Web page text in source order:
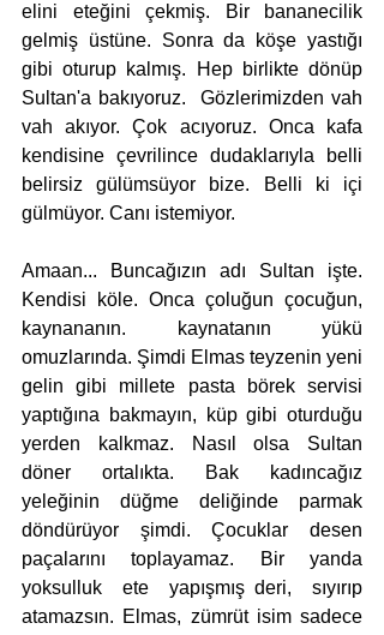
elini eteğini çekmiş. Bir bananecilik
gelmiş üstüne. Sonra da köşe yastığı
gibi oturup kalmış. Hep birlikte dönüp
Sultan'a bakıyoruz.  Gözlerimizden vah
vah akıyor. Çok acıyoruz. Onca kafa
kendisine çevrilince dudaklarıyla belli
belirsiz gülümsüyor bize. Belli ki içi
gülmüyor. Canı istemiyor.
Amaan... Buncağızın adı Sultan işte.
Kendisi köle. Onca çoluğun çocuğun,
kaynananın. kaynatanın yükü
omuzlarında. Şimdi Elmas teyzenin yeni
gelin gibi millete pasta börek servisi
yaptığına bakmayın, küp gibi oturduğu
yerden kalkmaz. Nasıl olsa Sultan
döner ortalıkta. Bak kadıncağız
yeleğinin düğme deliğinde parmak
döndürüyor şimdi. Çocuklar desen
paçalarını toplayamaz. Bir yanda
yoksulluk  ete  yapışmış deri,  sıyırıp
atamazsın. Elmas, zümrüt isim sadece